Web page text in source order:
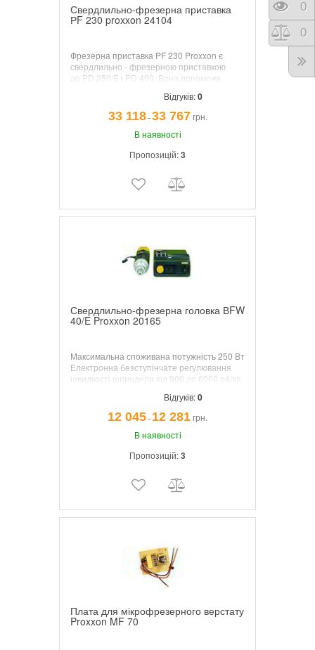
Свердлильно-фрезерна приставка
РF 230 proxxon 24104
Фрезерна приставка PF 230 Proxxon є
свердлильно - фрезерною приставкою
до PD 250/E і PD 400 . Вона допоможе
металообробний комплекс.Відгуків:0
33 118¯33 767грн.
В наявності
Пропозицій:3
Свердлильно-фрезерна головка ВFW
40/E Proxxon 20165
Максимальна споживана потужність 250 Вт
Електронна безступінчате регулювання
швидкості шпинделя від 900 до 6000 об/хв.
Відгуків:0
12 045¯12 281грн.
В наявності
Пропозицій:3
Плата для мікрофрезерного верстату
Proxxon MF 70
0
0